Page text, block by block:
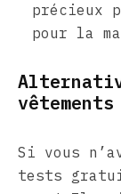
précieux
pour la
Si vous
tests